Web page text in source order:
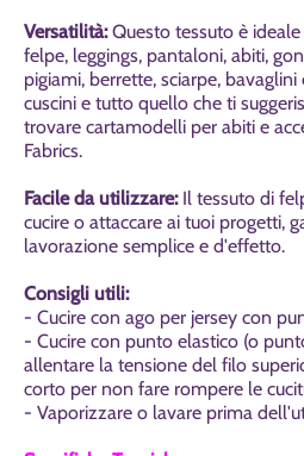
Versatilità: Questo tessuto è
felpe, leggings, pantaloni, abiti,
pigiami, berrette, sciarpe, bavaglini
cuscini e tutto quello che ti
trovare cartamodelli per abiti e
Fabrics.
Facile da utilizzare: Il tessuto di
cucire o attaccare ai tuoi progetti,
lavorazione semplice e d'effetto.
Consigli utili:
- Cucire con ago per jersey con
- Cucire con punto elastico (o
allentare la tensione del filo
corto per non fare rompere le
- Vaporizzare o lavare prima